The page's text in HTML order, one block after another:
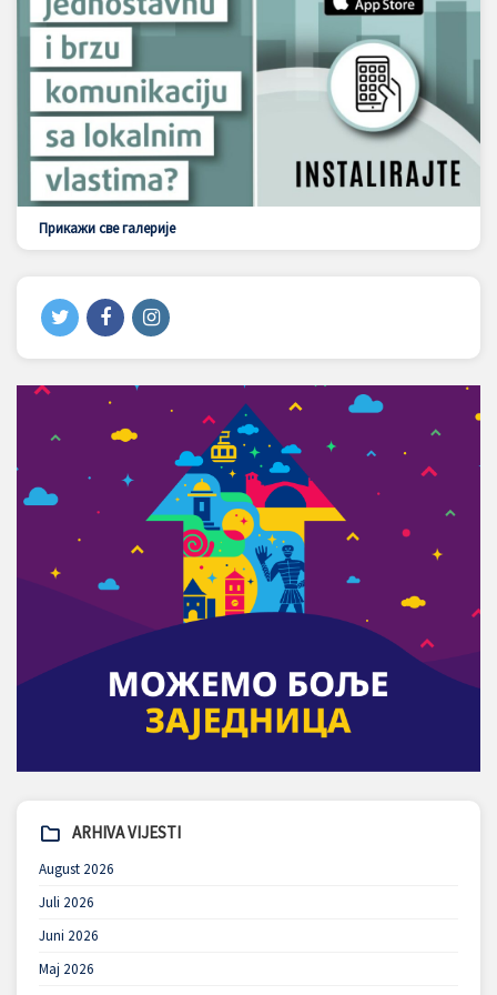
Прикажи све галерије
ARHIVA VIJESTI
August 2026
Juli 2026
Juni 2026
Maj 2026